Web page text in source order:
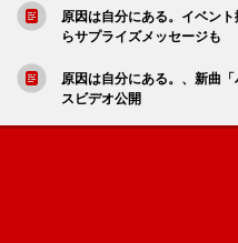
原因は自分にある。イベン
らサプライズメッセージも
原因は自分にある。、新曲
スビデオ公開